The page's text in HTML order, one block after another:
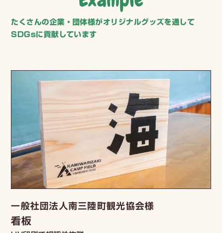
たくさんの企業・団体様がオリジナルグッズを通して
SDGsに貢献しています
一般社団法人南三陸町観光協会様
看板